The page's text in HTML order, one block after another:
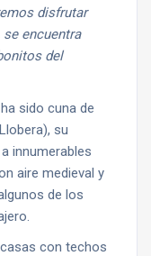
disfrutar
encuentra
del
sido cuna de
su
innumerables
aire medieval y
de los
con techos